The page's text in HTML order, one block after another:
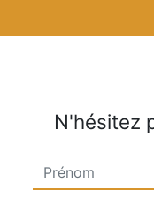
N'hésitez